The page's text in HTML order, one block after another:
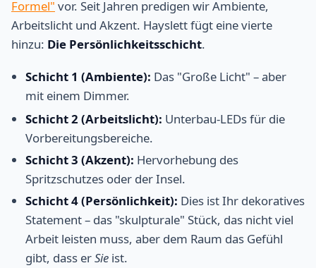
Formel" vor. Seit Jahren predigen wir Ambiente,
Arbeitslicht und Akzent. Hayslett fügt eine vierte
hinzu: Die Persönlichkeitsschicht.
Schicht 1 (Ambiente): Das "Große Licht" – aber
mit einem Dimmer.
Schicht 2 (Arbeitslicht): Unterbau-LEDs für die
Vorbereitungsbereiche.
Schicht 3 (Akzent): Hervorhebung des
Spritzschutzes oder der Insel.
Schicht 4 (Persönlichkeit): Dies ist Ihr dekoratives
Statement – das "skulpturale" Stück, das nicht viel
Arbeit leisten muss, aber dem Raum das Gefühl
gibt, dass erSie ist.